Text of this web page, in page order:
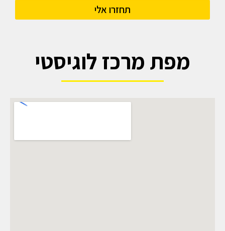
תחזרו אלי
מפת מרכז לוגיסטי